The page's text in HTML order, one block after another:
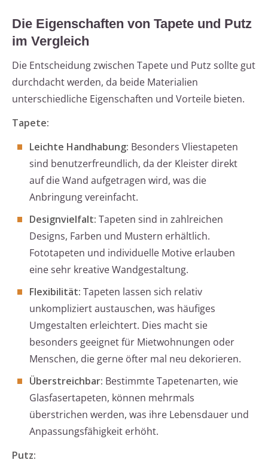
Die Eigenschaften von Tapete und Putz
im Vergleich
Die Entscheidung zwischen Tapete und Putz sollte gut
durchdacht werden, da beide Materialien
unterschiedliche Eigenschaften und Vorteile bieten.
Tapete:
Leichte Handhabung: Besonders Vliestapeten
sind benutzerfreundlich, da der Kleister direkt
auf die Wand aufgetragen wird, was die
Anbringung vereinfacht.
Designvielfalt: Tapeten sind in zahlreichen
Designs, Farben und Mustern erhältlich.
Fototapeten und individuelle Motive erlauben
eine sehr kreative Wandgestaltung.
Flexibilität: Tapeten lassen sich relativ
unkompliziert austauschen, was häufiges
Umgestalten erleichtert. Dies macht sie
besonders geeignet für Mietwohnungen oder
Menschen, die gerne öfter mal neu dekorieren.
Überstreichbar: Bestimmte Tapetenarten, wie
Glasfasertapeten, können mehrmals
überstrichen werden, was ihre Lebensdauer und
Anpassungsfähigkeit erhöht.
Putz: